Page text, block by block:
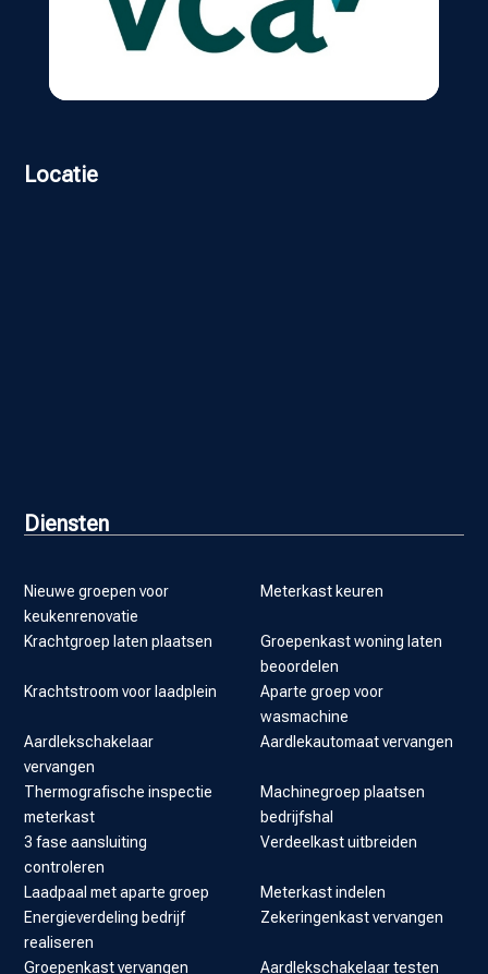
Locatie
Diensten
Nieuwe groepen voor
keukenrenovatie
Meterkast keuren
Krachtgroep laten plaatsen
Groepenkast woning laten
beoordelen
Krachtstroom voor laadplein
Aparte groep voor
wasmachine
Aardlekschakelaar
vervangen
Aardlekautomaat vervangen
Thermografische inspectie
meterkast
Machinegroep plaatsen
bedrijfshal
3 fase aansluiting
controleren
Verdeelkast uitbreiden
Laadpaal met aparte groep
Meterkast indelen
Energieverdeling bedrijf
realiseren
Zekeringenkast vervangen
Groepenkast vervangen Aardlekschakelaar testen